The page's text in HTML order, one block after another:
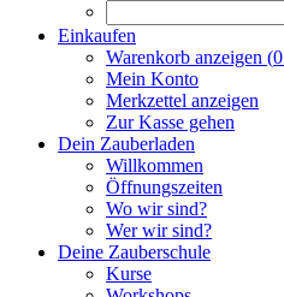
Einkaufen
Warenkorb anzeigen (0
Mein Konto
Merkzettel anzeigen
Zur Kasse gehen
Dein Zauberladen
Willkommen
Öffnungszeiten
Wo wir sind?
Wer wir sind?
Deine Zauberschule
Kurse